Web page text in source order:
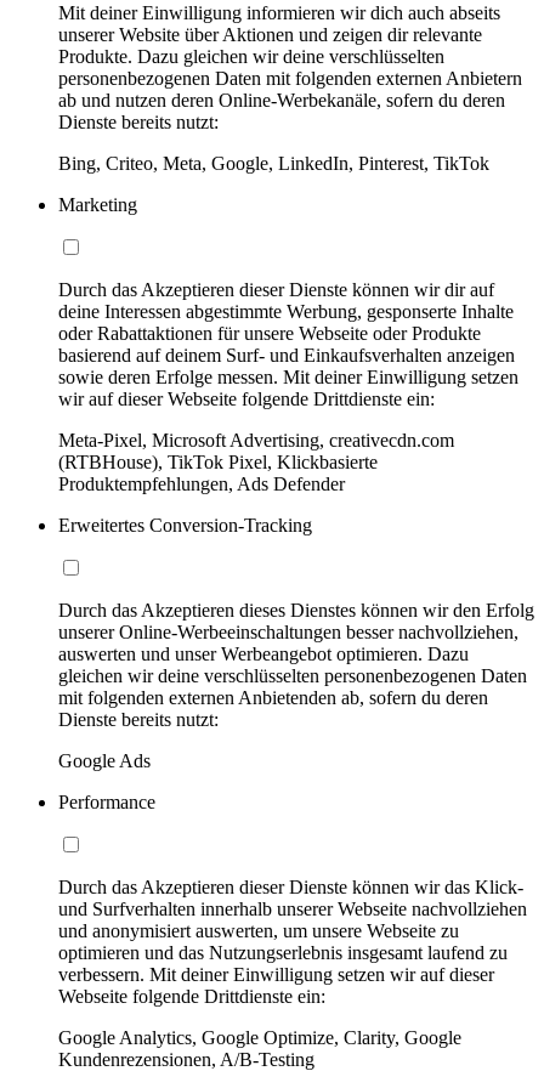
Mit deiner Einwilligung informieren wir dich auch abseits
unserer Website über Aktionen und zeigen dir relevante
Produkte. Dazu gleichen wir deine verschlüsselten
personenbezogenen Daten mit folgenden externen Anbietern
ab und nutzen deren Online-Werbekanäle, sofern du deren
Dienste bereits nutzt:
Bing, Criteo, Meta, Google, LinkedIn, Pinterest, TikTok
Marketing
Durch das Akzeptieren dieser Dienste können wir dir auf
deine Interessen abgestimmte Werbung, gesponserte Inhalte
oder Rabattaktionen für unsere Webseite oder Produkte
basierend auf deinem Surf- und Einkaufsverhalten anzeigen
sowie deren Erfolge messen. Mit deiner Einwilligung setzen
wir auf dieser Webseite folgende Drittdienste ein:
Meta-Pixel, Microsoft Advertising, creativecdn.com
(RTBHouse), TikTok Pixel, Klickbasierte
Produktempfehlungen, Ads Defender
Erweitertes Conversion-Tracking
Durch das Akzeptieren dieses Dienstes können wir den Erfolg
unserer Online-Werbeeinschaltungen besser nachvollziehen,
auswerten und unser Werbeangebot optimieren. Dazu
gleichen wir deine verschlüsselten personenbezogenen Daten
mit folgenden externen Anbietenden ab, sofern du deren
Dienste bereits nutzt:
Google Ads
Performance
Durch das Akzeptieren dieser Dienste können wir das Klick-
und Surfverhalten innerhalb unserer Webseite nachvollziehen
und anonymisiert auswerten, um unsere Webseite zu
optimieren und das Nutzungserlebnis insgesamt laufend zu
verbessern. Mit deiner Einwilligung setzen wir auf dieser
Webseite folgende Drittdienste ein:
Google Analytics, Google Optimize, Clarity, Google
Kundenrezensionen, A/B-Testing